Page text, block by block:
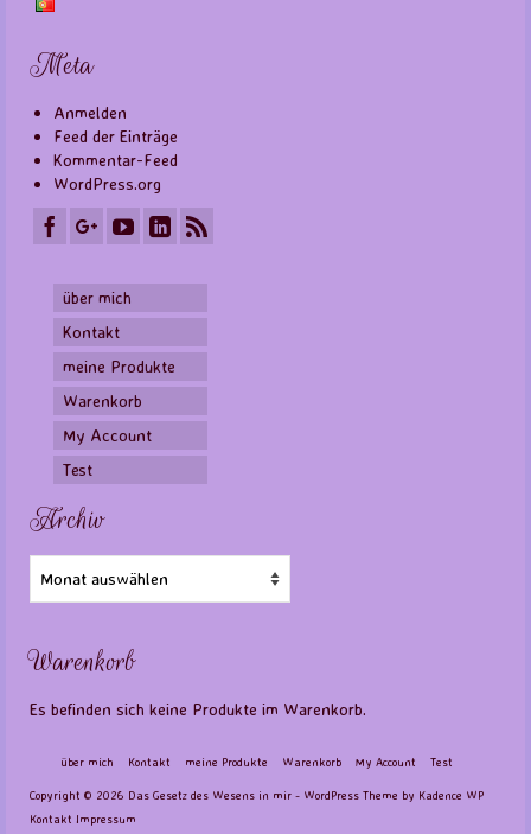
Meta
Anmelden
Feed der Einträge
Kommentar-Feed
WordPress.org
über mich
Kontakt
meine Produkte
Warenkorb
My Account
Test
Archiv
Warenkorb
Es befinden sich keine Produkte im Warenkorb.
über mich Kontakt meine Produkte Warenkorb My Account Test
Copyright © 2026 Das Gesetz des Wesens in mir - WordPress Theme by Kadence WP
Kontakt Impressum